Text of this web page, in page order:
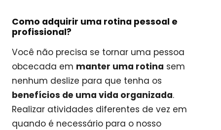
Como adquirir uma rotina pessoal e
profissional?
Você não precisa se tornar uma pessoa
obcecada em manter uma rotina sem
nenhum deslize para que tenha os
benefícios de uma vida organizada.
Realizar atividades diferentes de vez em
quando é necessário para o nosso